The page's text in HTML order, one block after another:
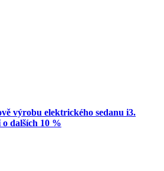
výrobu elektrického sedanu i3.
dalších 10 %